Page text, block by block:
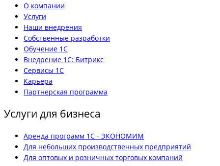
О компании
Услуги
Наши внедрения
Собственные разработки
Обучение 1С
Внедрение 1С: Битрикс
Сервисы 1С
Карьера
Партнерская программа
Услуги для бизнеса
Аренда программ 1С - ЭКОНОМИМ
Для небольших производственных предприятий
Для оптовых и розничных торговых компаний